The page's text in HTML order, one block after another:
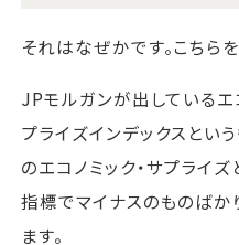
それはなぜかです。こちら
JPモルガンが出しているエ
プライズインデックスとい
のエコノミック・サプライ
指標でマイナスのものばか
ます。